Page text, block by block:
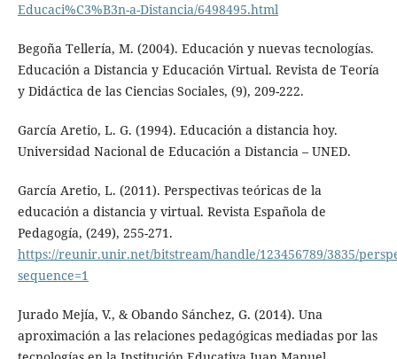
Educaci%C3%B3n-a-Distancia/6498495.html
Begoña Tellería, M. (2004). Educación y nuevas tecnologías.
Educación a Distancia y Educación Virtual. Revista de Teoría
y Didáctica de las Ciencias Sociales, (9), 209-222.
García Aretio, L. G. (1994). Educación a distancia hoy.
Universidad Nacional de Educación a Distancia – UNED.
García Aretio, L. (2011). Perspectivas teóricas de la
educación a distancia y virtual. Revista Española de
Pedagogía, (249), 255-271.
https://reunir.unir.net/bitstream/handle/123456789/3835/
sequence=1
Jurado Mejía, V., & Obando Sánchez, G. (2014). Una
aproximación a las relaciones pedagógicas mediadas por las